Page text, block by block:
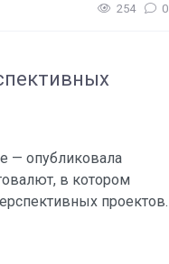
254 0
— опубликовала
в котором
проектов.